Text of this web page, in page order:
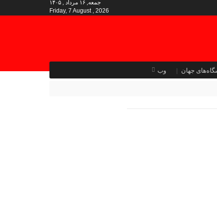
جمعه, ۱۶ مرداد , ۱۴۰۵
Friday, 7 August , 2026
جهان وب